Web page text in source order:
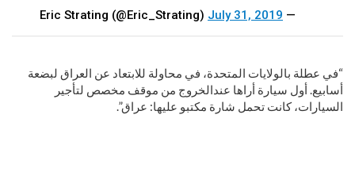
— Eric Strating (@Eric_Strating)
July 31, 2019
“في عطلة بالولايات المتحدة، في محاولة للابتعاد عن العراق لبضعة
أسابيع. أول سيارة أراها عندالخروج من موقف مخصص لتأجير
السيارات، كانت تحمل شارة مكتبو عليها: عراق”.